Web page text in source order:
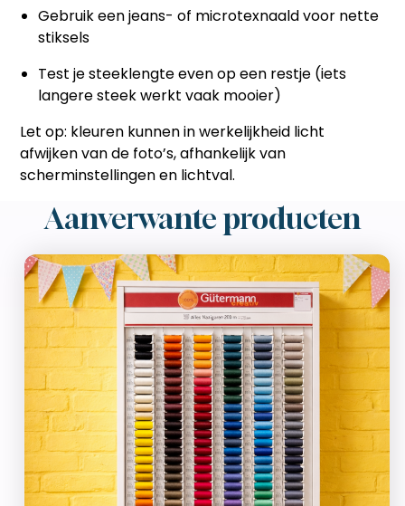
Gebruik een jeans- of microtexnaald voor nette
stiksels
Test je steeklengte even op een restje (iets
langere steek werkt vaak mooier)
Let op: kleuren kunnen in werkelijkheid licht
afwijken van de foto’s, afhankelijk van
scherminstellingen en lichtval.
Aanverwante producten